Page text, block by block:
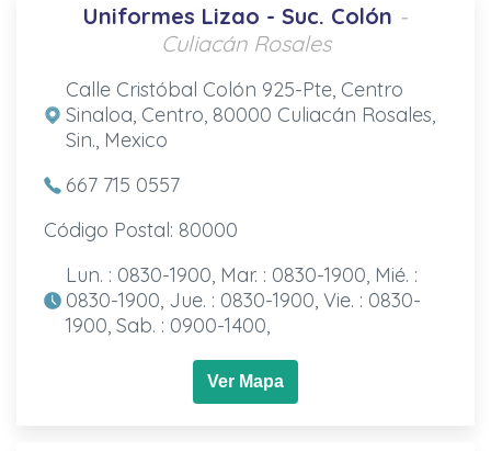
Uniformes Lizao - Suc. Colón -
Culiacán Rosales
Calle Cristóbal Colón 925-Pte, Centro
Sinaloa, Centro, 80000 Culiacán Rosales,
Sin., Mexico
667 715 0557
Código Postal: 80000
Lun. : 0830-1900, Mar. : 0830-1900, Mié. :
0830-1900, Jue. : 0830-1900, Vie. : 0830-
1900, Sab. : 0900-1400,
Ver Mapa